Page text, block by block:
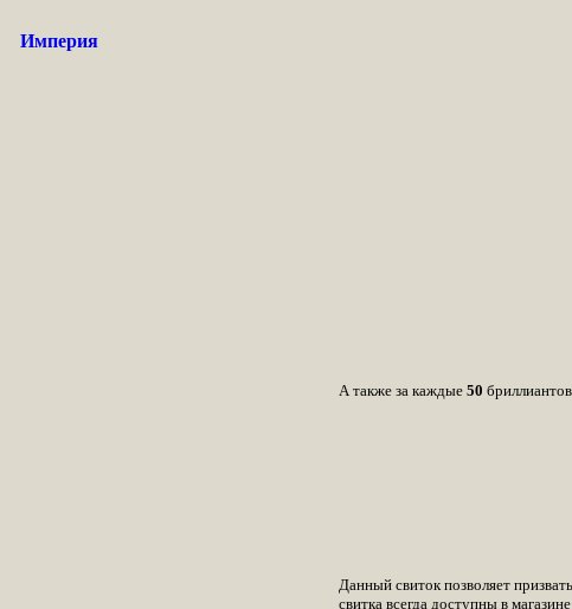
Империя
А также за каждые 50
Данный свиток позволяет
свитка всегда доступны в